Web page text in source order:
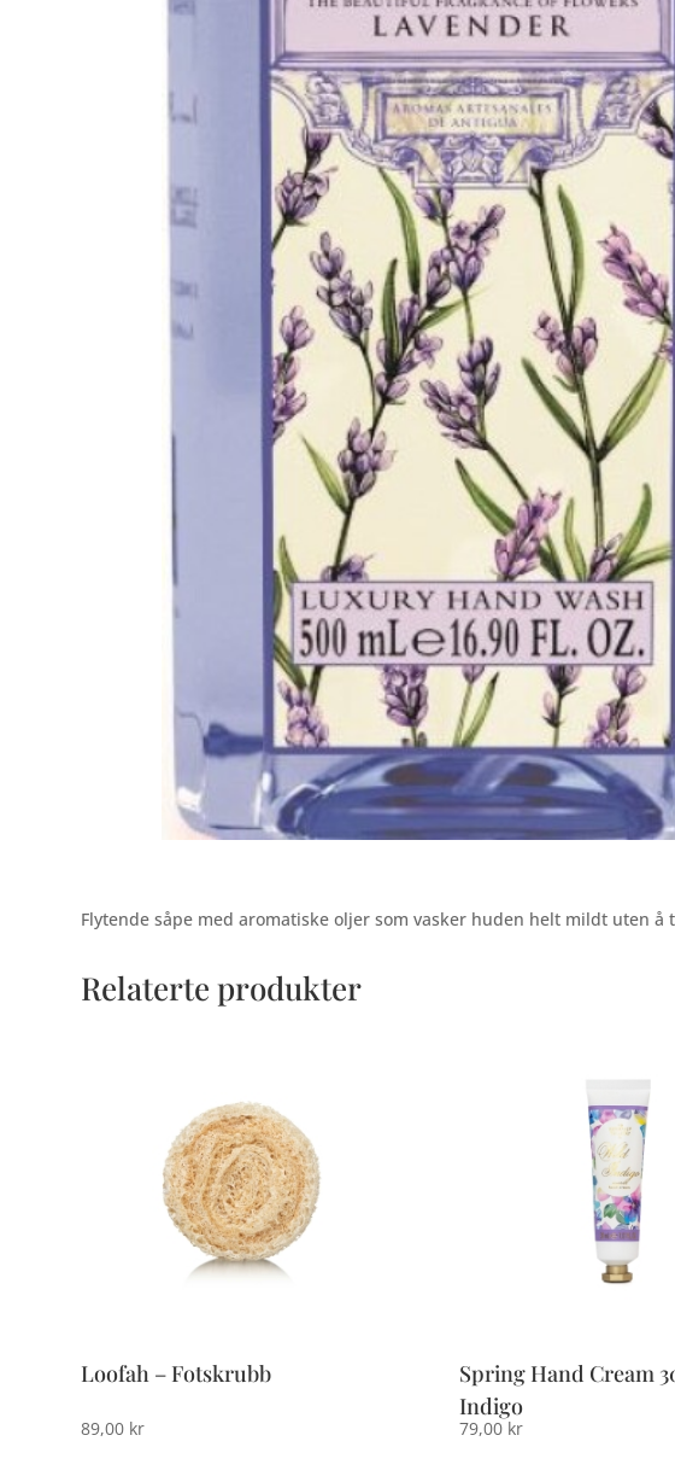
Flytende såpe med aromatiske oljer som vasker huden helt mildt uten
Relaterte produkter
Loofah – Fotskrubb
89,00 kr
Spring Hand Cream
Indigo
79,00 kr